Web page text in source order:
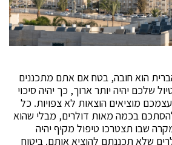
הוא חובה, בטח אם אתם מתכננים
שלכם יהיה יותר ארוך, כך יהיה סיכוי
מוציאים הוצאות לא צפויות. כל
בכמה מאות דולרים, מבלי שהוא
שבו תצטרכו טיפול מקיף יהיה
שלא תכננתם להוציא אותם. ביטוח